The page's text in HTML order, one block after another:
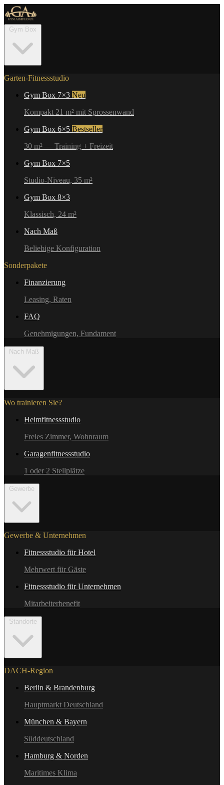
Garten-Fitnessstudio
Gym Box 7×3 Neu
Kompakt 21 m² mit Sprossenwand
Gym Box 6×5 Bestseller
30 m² — Training + Freizeit
Gym Box 7×5
Studio-Niveau, 35 m²
Gym Box 8×3
Klassisch, 24 m²
Nach Maß
Beliebige Konfiguration
Sonderpakete
Finanzierung
Leasing, Raten
FAQ
Genehmigungen, Fundament
Wo trainieren Sie?
Heimfitnessstudio
Freies Zimmer, Wohnraum
Garagenfitnessstudio
1 oder 2 Stellplätze
Gewerbe & Unternehmen
Fitnessstudio für Hotel
Mehrwert für Gäste
Fitnessstudio für Unternehmen
Mitarbeiterbenefit
DACH-Region
Berlin & Brandenburg
Hauptmarkt Deutschland
München & Bayern
Süddeutschland
Hamburg & Norden
Maritimes Klima